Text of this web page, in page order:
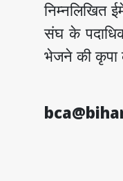
निम्नलिखित
संघ के
भेजने की कृपा